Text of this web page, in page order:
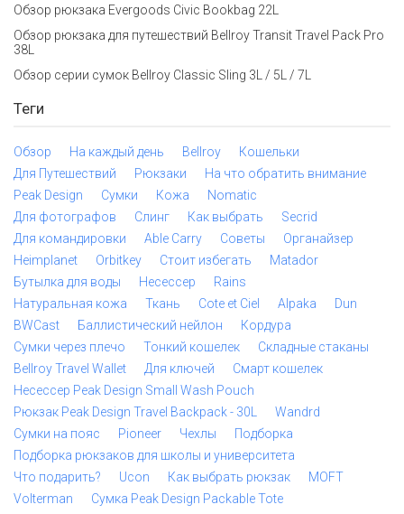
Обзор рюкзака Evergoods Civic Bookbag 22L
Обзор рюкзака для путешествий Bellroy Transit Travel Pack Pro
38L
Обзор серии сумок Bellroy Classic Sling 3L / 5L / 7L
Теги
Обзор На каждый день Bellroy
Кошельки
Для Путешествий
Рюкзаки
На что обратить внимание
Peak Design
Сумки Кожа
Nomatic
Для фотографов
Слинг Как выбрать
Secrid
Для командировки
Able Carry Советы
Органайзер
Heimplanet
Orbitkey Стоит избегать
Matador
Бутылка для воды
Несессер
Rains
Натуральная кожа
Ткань Cote et Ciel Alpaka
Dun
BWCast
Баллистический нейлон
Кордура
Сумки через плечо
Тонкий кошелек
Складные стаканы
Bellroy Travel Wallet
Для ключей
Смарт кошелек
Несессер Peak Design Small Wash Pouch
Рюкзак Peak Design Travel Backpack - 30L
Wandrd
Сумки на пояс
Pioneer Чехлы
Подборка
Подборка рюкзаков для школы и университета
Что подарить?
Ucon Как выбрать рюкзак
MOFT
Volterman
Сумка Peak Design Packable Tote